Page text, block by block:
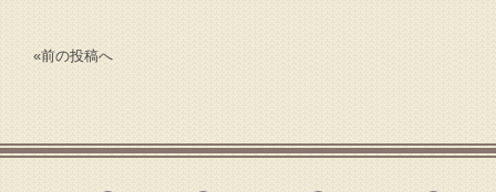
«前の投稿へ